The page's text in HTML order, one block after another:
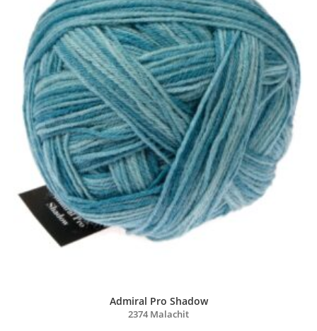
Admiral Pro Shadow
2374 Malachit